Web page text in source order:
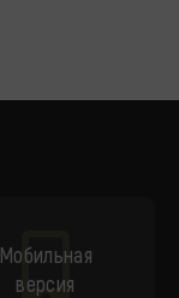
Мобильная
версия